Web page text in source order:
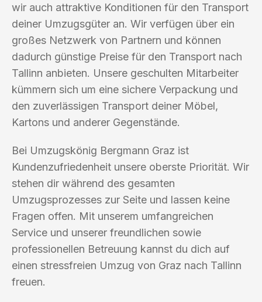
wir auch attraktive Konditionen für den Transport
deiner Umzugsgüter an. Wir verfügen über ein
großes Netzwerk von Partnern und können
dadurch günstige Preise für den Transport nach
Tallinn anbieten. Unsere geschulten Mitarbeiter
kümmern sich um eine sichere Verpackung und
den zuverlässigen Transport deiner Möbel,
Kartons und anderer Gegenstände.
Bei Umzugskönig Bergmann Graz ist
Kundenzufriedenheit unsere oberste Priorität. Wir
stehen dir während des gesamten
Umzugsprozesses zur Seite und lassen keine
Fragen offen. Mit unserem umfangreichen
Service und unserer freundlichen sowie
professionellen Betreuung kannst du dich auf
einen stressfreien Umzug von Graz nach Tallinn
freuen.